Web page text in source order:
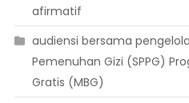
afirmatif
audiensi bersama
Pemenuhan Gizi (SPPG)
Gratis (MBG)